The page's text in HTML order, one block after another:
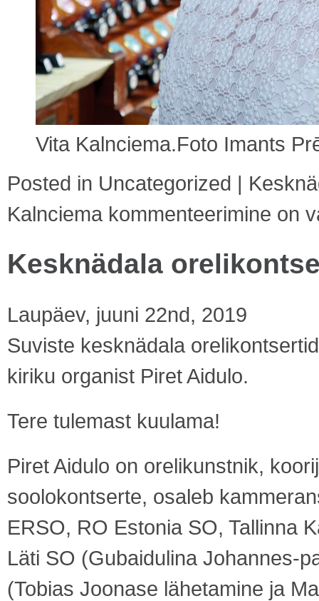
Vita Kalnciema.Foto Imants
Posted in Uncategorized |
Kalnciema kommenteerimine on
Kesknädala
Laupäev, juuni 22nd, 2019
Suviste kesknädala
kiriku organist Piret Aidulo.
Tere tulemast kuulama!
Piret Aidulo on orelikunstnik,
soolokontserte, osaleb
ERSO, RO Estonia SO, Tallinna
Läti SO (Gubaidulina Johannes-
(Tobias Joonase lähetamine ja